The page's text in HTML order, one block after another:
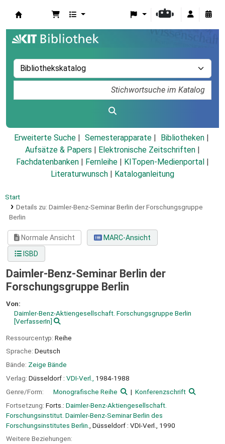
Erweiterte Suche Semesterapparate
Bibliotheken
Aufsätze & Papers
Elektronische Zeitschriften
Fachdatenbanken
Fernleihe KITopen-Medienportal
Literaturwunsch
Kataloganleitung
Start
Details zu: Daimler-Benz-Seminar Berlin der Forschungsgruppe
Berlin
Normale Ansicht
MARC-Ansicht
ISBD
Daimler-Benz-Seminar Berlin der
Forschungsgruppe Berlin
Von:
Daimler-Benz-Aktiengesellschaft. Forschungsgruppe Berlin
[VerfasserIn]
Ressourcentyp: Reihe
Sprache: Deutsch
Bände: Zeige Bände
Verlag: Düsseldorf : VDI-Verl.,
1984-1988
Genre/Form:
Monografische Reihe
Konferenzschrift
Fortsetzung: Forts.: Daimler-Benz-Aktiengesellschaft.
Forschungsinstitut. Daimler-Benz-Seminar Berlin des
Forschungsinstitutes Berlin.
, Düsseldorf : VDI-Verl., 1990
Weitere Beziehungen: